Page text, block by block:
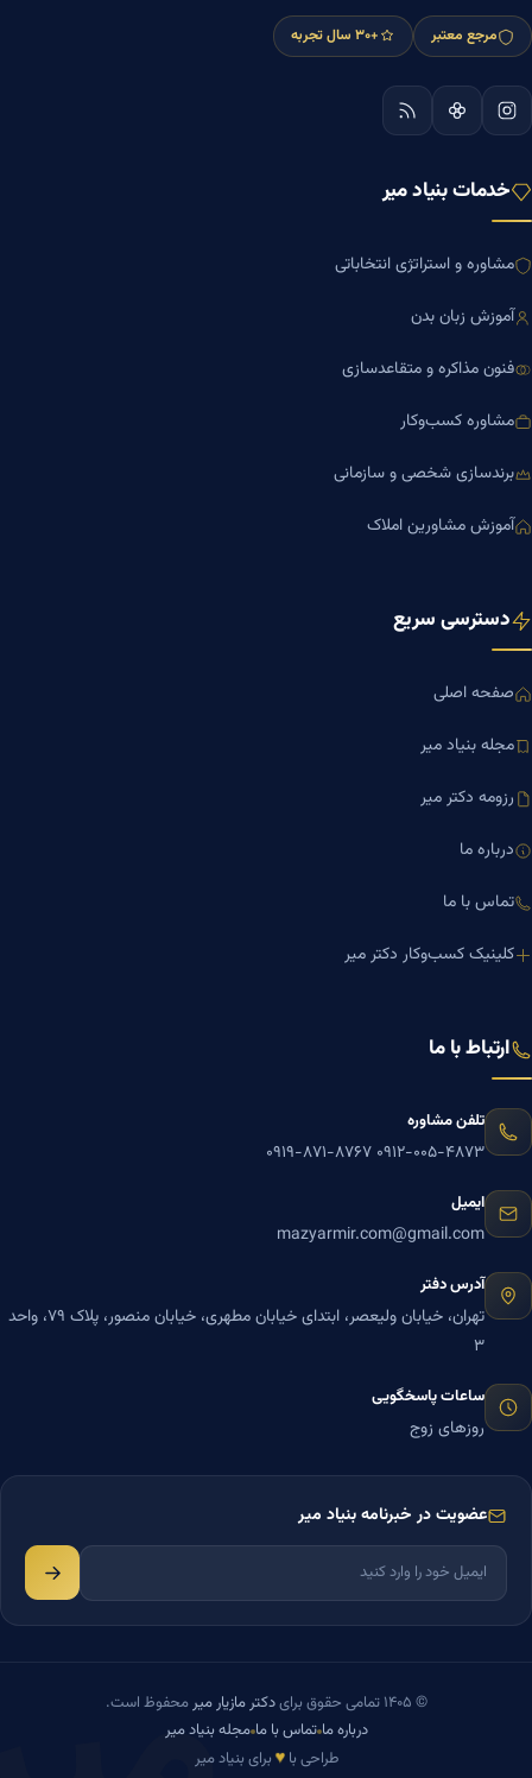
مرجع معتبر +۳۰ سال تجربه
خدمات بنیاد میر
مشاوره و استراتژی انتخاباتی
آموزش زبان بدن
فنون مذاکره و متقاعدسازی
مشاوره کسب‌وکار
برندسازی شخصی و سازمانی
آموزش مشاورین املاک
دسترسی سریع
صفحه اصلی
مجله بنیاد میر
رزومه دکتر میر
درباره ما
تماس با ما
کلینیک کسب‌وکار دکتر میر
ارتباط با ما
تلفن مشاوره
۰۹۱۲-۰۰۵-۴۸۷۳ ۰۹۱۹-۸۷۱-۸۷۶۷
ایمیل
mazyarmir.com@gmail.com
آدرس دفتر
تهران، خیابان ولیعصر، ابتدای خیابان مطهری، خیابان منصور، پلاک ۷۹، واحد
۳
ساعات پاسخگویی
روزهای زوج
عضویت در خبرنامه بنیاد میر
© ۱۴۰۵ تمامی حقوق برای دکتر مازیار میرمحفوظ است.
درباره ما تماس با ما مجله بنیاد میر
طراحی با♥ برای بنیاد میر